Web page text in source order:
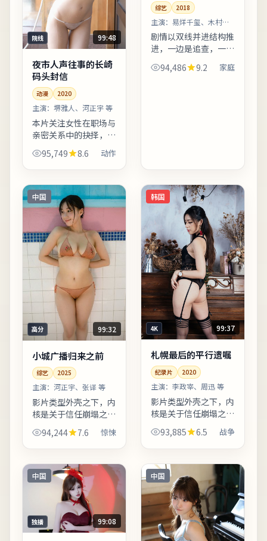
院线 99:48
夜市人声往事的长崎
码头封信
动漫 2020
主演： 堺雅人、河正宇 等
本片关注女性在职场与
亲密关系中的抉择，冲
突不落俗套，留白克
制。爱情线并非主轴，
的行动轨迹。友情提
示：部分镜头闪烁较
快，光敏人...
95,749 8.6 动作
综艺 2018
主演： 易烊千玺、木村拓
哉 等
剧情以双线并进结构推
进，一边是追查，一边
是救赎，最终在暴雨夜
汇合。爱情线并非主
94,486 9.2 家庭
中国
高分 99:32
小城广播归来之前
综艺 2025
主演： 河正宇、张译 等
影片类型外壳之下，内
核是关于信任崩塌之后
如何重建日常秩序。叙
事视角在不同章节切
注以免迷路。剧情信息
与人物关系可在二刷时
解锁更...
94,244 7.6 惊悚
韩国
4K 99:37
札幌最后的平行遗嘱
纪录片 2020
主演： 李政宰、周迅 等
影片类型外壳之下，内
核是关于信任崩塌之后
如何重建日常秩序。结
局留白开放式处理，适
市题材感兴趣，本片的
地域...
93,885 6.5 战争
中国
独播 99:08
中国